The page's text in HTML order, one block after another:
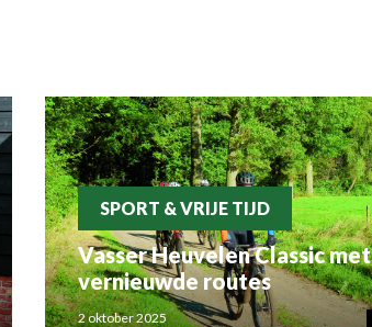
SPORT & VRIJE TIJD
Vasser Heuvelen Classic met
vernieuwde routes
2 oktober 2025